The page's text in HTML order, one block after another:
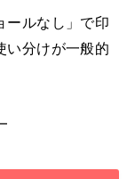
ールなし」で印
い分けが一般的